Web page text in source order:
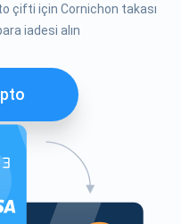
çifti için Cornichon takası
iadesi alın